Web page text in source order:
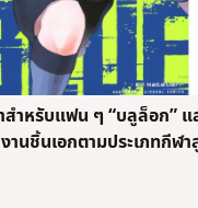
สำหรับแฟน ๆ “บลูล็อก” แ
านชิ้นเอกตามประเภทกีฬ